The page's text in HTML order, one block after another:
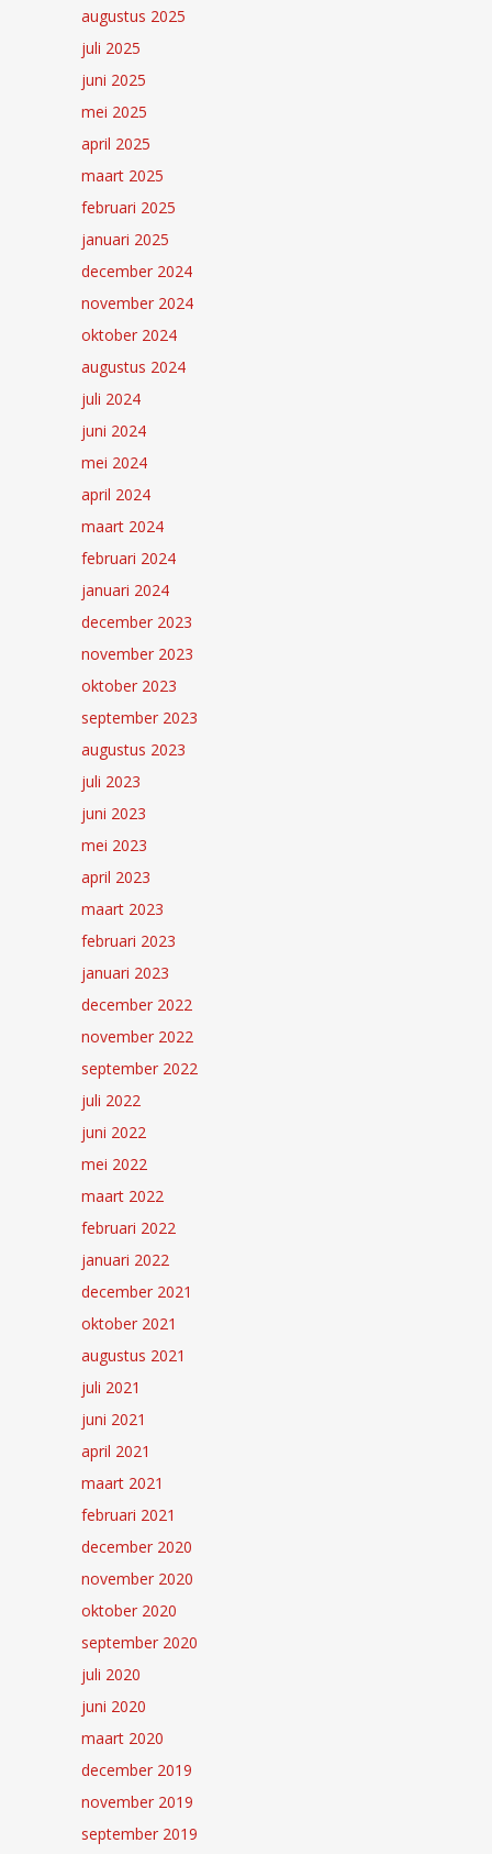
augustus 2025
juli 2025
juni 2025
mei 2025
april 2025
maart 2025
februari 2025
januari 2025
december 2024
november 2024
oktober 2024
augustus 2024
juli 2024
juni 2024
mei 2024
april 2024
maart 2024
februari 2024
januari 2024
december 2023
november 2023
oktober 2023
september 2023
augustus 2023
juli 2023
juni 2023
mei 2023
april 2023
maart 2023
februari 2023
januari 2023
december 2022
november 2022
september 2022
juli 2022
juni 2022
mei 2022
maart 2022
februari 2022
januari 2022
december 2021
oktober 2021
augustus 2021
juli 2021
juni 2021
april 2021
maart 2021
februari 2021
december 2020
november 2020
oktober 2020
september 2020
juli 2020
juni 2020
maart 2020
december 2019
november 2019
september 2019